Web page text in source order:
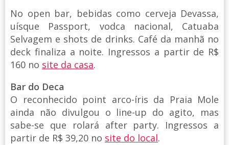
No open bar, bebidas como cerveja Devassa,
uísque Passport, vodca nacional, Catuaba
Selvagem e shots de drinks. Café da manhã no
deck finaliza a noite. Ingressos a partir de R$
160 no site da casa.
Bar do Deca
O reconhecido point arco-íris da Praia Mole
ainda não divulgou o line-up do agito, mas
sabe-se que rolará after party. Ingressos a
partir de R$ 39,20 no site do local.